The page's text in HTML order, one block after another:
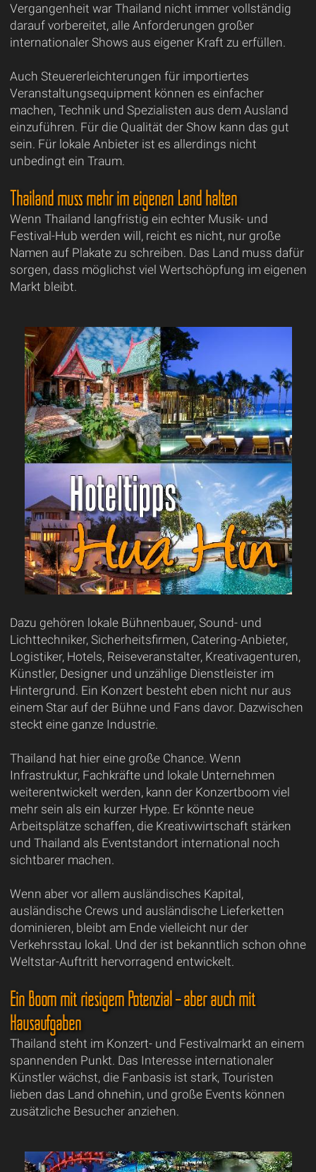
Vergangenheit war Thailand nicht immer vollständig
darauf vorbereitet, alle Anforderungen großer
internationaler Shows aus eigener Kraft zu erfüllen.
Auch Steuererleichterungen für importiertes
Veranstaltungsequipment können es einfacher
machen, Technik und Spezialisten aus dem Ausland
einzuführen. Für die Qualität der Show kann das gut
sein. Für lokale Anbieter ist es allerdings nicht
unbedingt ein Traum.
Thailand muss mehr im eigenen Land halten
Wenn Thailand langfristig ein echter Musik- und
Festival-Hub werden will, reicht es nicht, nur große
Namen auf Plakate zu schreiben. Das Land muss dafür
sorgen, dass möglichst viel Wertschöpfung im eigenen
Markt bleibt.
Dazu gehören lokale Bühnenbauer, Sound- und
Lichttechniker, Sicherheitsfirmen, Catering-Anbieter,
Logistiker, Hotels, Reiseveranstalter, Kreativagenturen,
Künstler, Designer und unzählige Dienstleister im
Hintergrund. Ein Konzert besteht eben nicht nur aus
einem Star auf der Bühne und Fans davor. Dazwischen
steckt eine ganze Industrie.
Thailand hat hier eine große Chance. Wenn
Infrastruktur, Fachkräfte und lokale Unternehmen
weiterentwickelt werden, kann der Konzertboom viel
mehr sein als ein kurzer Hype. Er könnte neue
Arbeitsplätze schaffen, die Kreativwirtschaft stärken
und Thailand als Eventstandort international noch
sichtbarer machen.
Wenn aber vor allem ausländisches Kapital,
ausländische Crews und ausländische Lieferketten
dominieren, bleibt am Ende vielleicht nur der
Verkehrsstau lokal. Und der ist bekanntlich schon ohne
Weltstar-Auftritt hervorragend entwickelt.
Ein Boom mit riesigem Potenzial – aber auch mit
Hausaufgaben
Thailand steht im Konzert- und Festivalmarkt an einem
spannenden Punkt. Das Interesse internationaler
Künstler wächst, die Fanbasis ist stark, Touristen
lieben das Land ohnehin, und große Events können
zusätzliche Besucher anziehen.